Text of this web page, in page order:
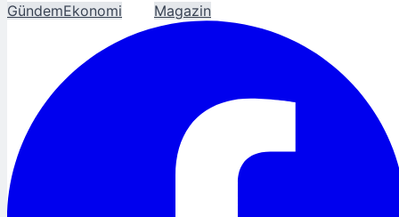
GündemEkonomi Magazin